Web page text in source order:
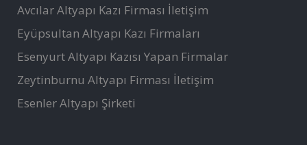
Avcılar Altyapı Kazı Firması İletişim
Eyüpsultan Altyapı Kazı Firmaları
Esenyurt Altyapı Kazısı Yapan Firmalar
Zeytinburnu Altyapı Firması İletişim
Esenler Altyapı Şirketi